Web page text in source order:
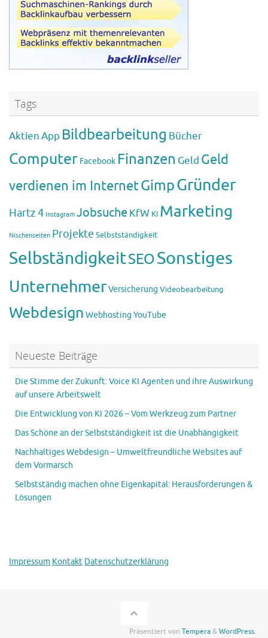
Tags
AktienApp Bildbearbeitung Bücher
Computer Facebook Finanzen Geld Geld
verdienen im InternetGimpGründer
Hartz 4 Instagram Jobsuche KfW KI Marketing
Nischenseiten Projekte Selbstständigkeit
SelbständigkeitSEOSonstiges
UnternehmerVersicherung Videobearbeitung
Webdesign Webhosting YouTube
Neueste Beiträge
Die Stimme der Zukunft: Voice KI Agenten und ihre Auswirkung
auf unsere Arbeitswelt
Die Entwicklung von KI 2026 – Vom Werkzeug zum Partner
Das Schöne an der Selbstständigkeit ist die Unabhängigkeit
Nachhaltiges Webdesign – Umweltfreundliche Websites auf
dem Vormarsch
Selbstständig machen ohne Eigenkapital: Herausforderungen &
Lösungen
Impressum Kontakt Datenschutzerklärung
Präsentiert von Tempera&WordPress.